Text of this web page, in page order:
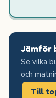
Jämför
Se vilka
och
Till